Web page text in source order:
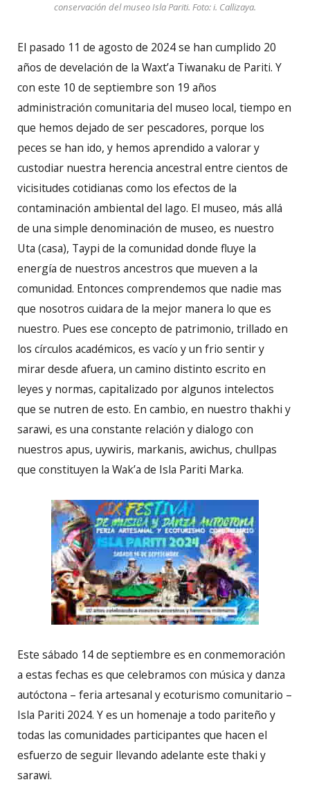
conservación del museo Isla Pariti. Foto: i. Callizaya.
El pasado 11 de agosto de 2024 se han cumplido 20
años de develación de la Waxt’a Tiwanaku de Pariti. Y
con este 10 de septiembre son 19 años
administración comunitaria del museo local, tiempo en
que hemos dejado de ser pescadores, porque los
peces se han ido, y hemos aprendido a valorar y
custodiar nuestra herencia ancestral entre cientos de
vicisitudes cotidianas como los efectos de la
contaminación ambiental del lago. El museo, más allá
de una simple denominación de museo, es nuestro
Uta (casa), Taypi de la comunidad donde fluye la
energía de nuestros ancestros que mueven a la
comunidad. Entonces comprendemos que nadie mas
que nosotros cuidara de la mejor manera lo que es
nuestro. Pues ese concepto de patrimonio, trillado en
los círculos académicos, es vacío y un frio sentir y
mirar desde afuera, un camino distinto escrito en
leyes y normas, capitalizado por algunos intelectos
que se nutren de esto. En cambio, en nuestro thakhi y
sarawi, es una constante relación y dialogo con
nuestros apus, uywiris, markanis, awichus, chullpas
que constituyen la Wak’a de Isla Pariti Marka.
Este sábado 14 de septiembre es en conmemoración
a estas fechas es que celebramos con música y danza
autóctona – feria artesanal y ecoturismo comunitario –
Isla Pariti 2024. Y es un homenaje a todo pariteño y
todas las comunidades participantes que hacen el
esfuerzo de seguir llevando adelante este thaki y
sarawi.